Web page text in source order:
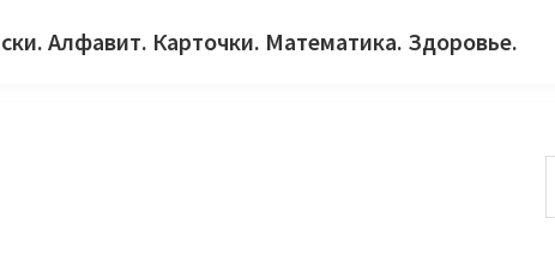
Алфавит. Карточки. Математика. Здоровье.